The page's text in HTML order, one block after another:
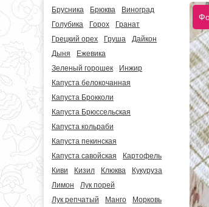
Брусника
Брюква
Виноград
Голубика
Горох
Гранат
Грецкий орех
Груша
Дайкон
Дыня
Ежевика
Зеленый горошек
Инжир
Капуста белокочанная
Капуста Брокколи
Капуста Брюссельская
Капуста кольраби
Капуста пекинская
Капуста савойская
Картофель
Киви
Кизил Клюква
Кукуруза
Лимон
Лук порей
Лук репчатый
Манго
Морковь